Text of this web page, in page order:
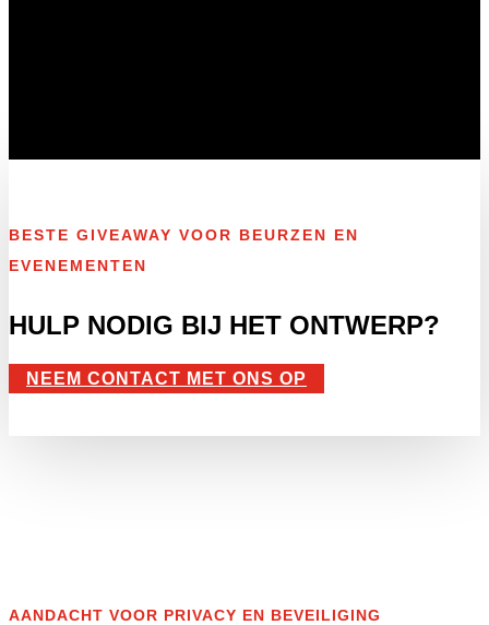
BESTE GIVEAWAY VOOR BEURZEN EN
EVENEMENTEN
HULP NODIG BIJ HET ONTWERP?
NEEM CONTACT MET ONS OP
AANDACHT VOOR PRIVACY EN BEVEILIGING